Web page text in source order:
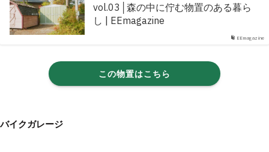
EEmagazine
vol.03│森の中に佇む物置のある暮ら
し | EEmagazine
この物置はこちら
バイクガレージ